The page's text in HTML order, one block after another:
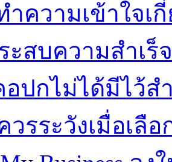
ำความเข้าใจเ
ะสบความสำเ
อปกไม่ได้มีไว้
วรระวังเมื่อเลื